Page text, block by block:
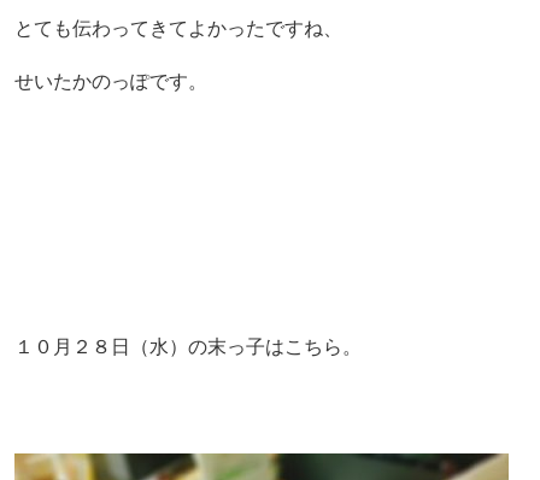
とても伝わってきてよかったですね、
せいたかのっぽです。
１０月２８日（水）の末っ子はこちら。